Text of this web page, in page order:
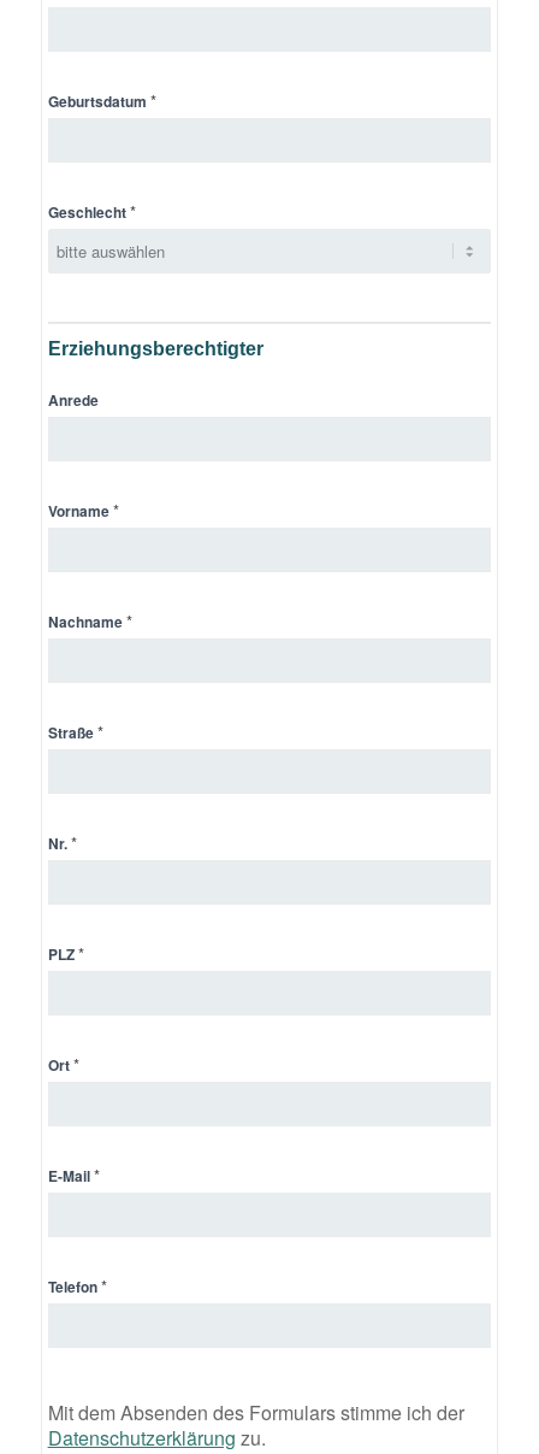
Geburtsdatum *
Geschlecht*
Erziehungsberechtigter
Anrede
Vorname*
Nachname*
Straße*
Nr.*
PLZ*
Ort*
E-Mail*
Telefon*
Mit dem Absenden des Formulars stimme ich der
Datenschutzerklärung zu.